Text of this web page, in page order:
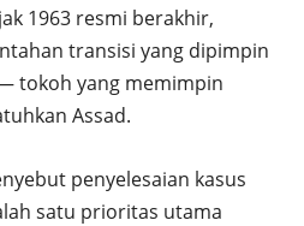
1963 resmi berakhir,
transisi yang dipimpin
tokoh yang memimpin
Assad.
penyelesaian kasus
satu prioritas utama